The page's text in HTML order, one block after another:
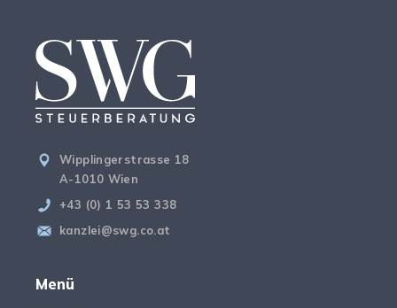
Wipplingerstrasse 18
A-1010 Wien
+43 (0) 1 53 53 338
kanzlei@swg.co.at
Menü